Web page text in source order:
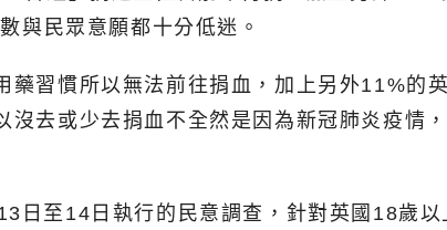
與民眾意願都十分低迷。
習慣所以無法前往捐血，加上另外11%的
去或少去捐血不全然是因為新冠肺炎疫情，
日至14日執行的民意調查，針對英國18歲以